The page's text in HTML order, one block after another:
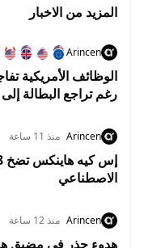
المزيد من الاخبار
Arincen
رغم تراجع البطالة إلى 4.1%
Arincen منذ 11 ساعة
الاصطناعي
Arincen منذ 12 ساعة
هدوء حذر في مضيق